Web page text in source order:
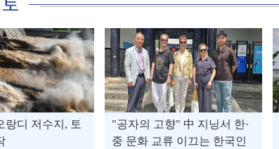
랑디 저수지, 토
"공자의 고향" 中 지닝서 한·
중 문화 교류 이끄는 한국인